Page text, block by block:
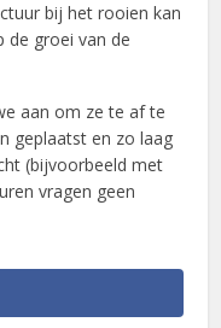
bij het rooien kan
de groei van de
aan om ze te af te
geplaatst en zo laag
(bijvoorbeeld met
vragen geen